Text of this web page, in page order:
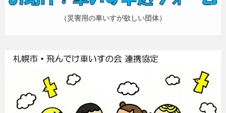
（災害用の車いすが欲しい団体）